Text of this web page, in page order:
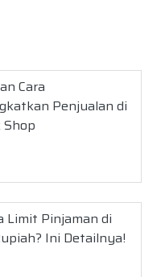
Cara
Penjualan di
Shop
Limit Pinjaman di
Ini Detailnya!